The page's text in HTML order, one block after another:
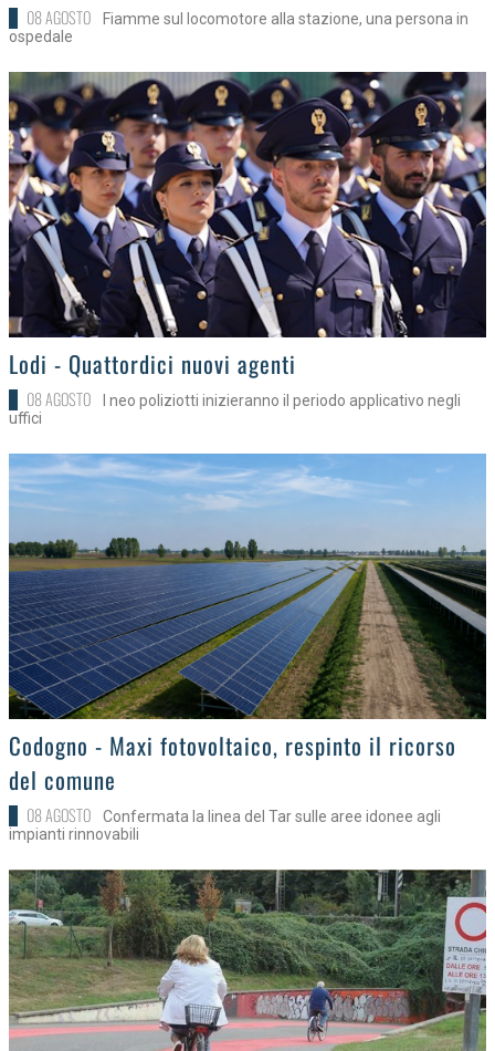
08 AGOSTO
Fiamme sul locomotore alla stazione, una persona in
ospedale
>Lodi - Quattordici nuovi agenti
08 AGOSTO
I neo poliziotti inizieranno il periodo applicativo negli
uffici
>
Codogno - Maxi fotovoltaico, respinto il ricorso
del comune
08 AGOSTO
Confermata la linea del Tar sulle aree idonee agli
impianti rinnovabili